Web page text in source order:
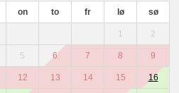
on to fr lø sø
1 2
5 6 7 8 9
12 13 14 15 16